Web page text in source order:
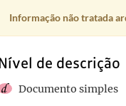
11/1977-11-11
em entrevista ao Expresso1979-
10-19
and Disarmament 1982-
Informação não tratada
de descrição
Documento simples